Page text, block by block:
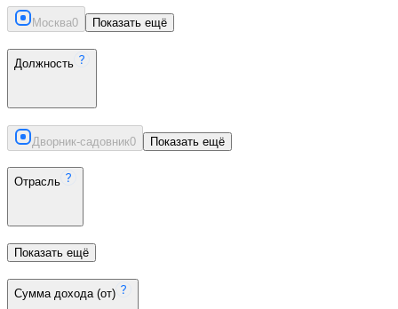
Москва0 Показать ещё
Должность
Дворник-садовник0 Показать ещё
Отрасль
Показать ещё
Сумма дохода (от)